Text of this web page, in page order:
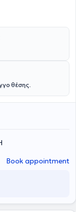
θέσης.
Book appointment